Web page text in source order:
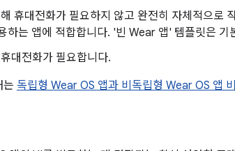
휴대전화가 필요하지 않고 완전히 자체적으로
하는 앱에 적합합니다. '빈 Wear 앱' 템플릿은 기
대전화가 필요합니다.
는 독립형 Wear OS 앱과 비독립형 Wear OS 앱